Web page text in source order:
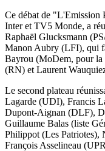
Ce débat de "L'Emission
Inter et TV5 Monde, a
Raphaël Glucksmann
Manon Aubry (LFI), qui
Bayrou (MoDem, pour
(RN) et Laurent
Le second plateau
Lagarde (UDI), Francis
Dupont-Aignan (DLF),
Guillaume Balas (liste
Philippot (Les Patriotes),
François Asselineau